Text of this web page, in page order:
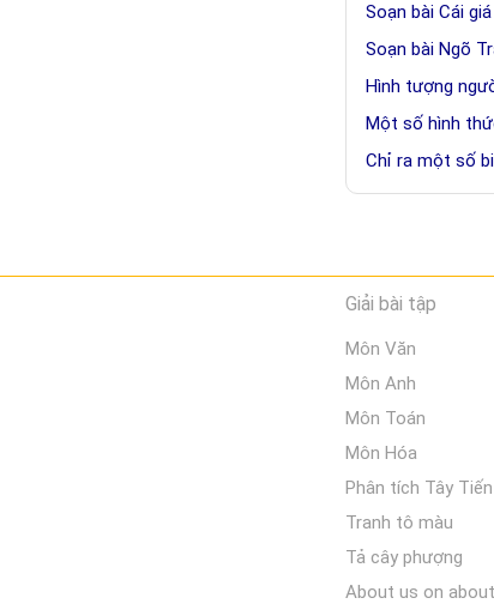
Soạn bài Cái
Soạn bài Ngõ
Hình tượng
Một số hình
Chỉ ra một số
Giải bài tập
Môn Văn
Môn Anh
Môn Toán
Môn Hóa
Phân tích Tây Tiến
Tranh tô màu
Tả cây phượng
About us on